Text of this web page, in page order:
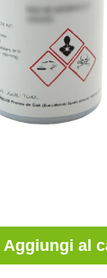
Aggiungi al